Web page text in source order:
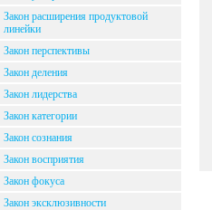
Закон расширения продуктовой
линейки
Закон перспективы
Закон деления
Закон лидерства
Закон категории
Закон сознания
Закон восприятия
Закон фокуса
Закон эксклюзивности